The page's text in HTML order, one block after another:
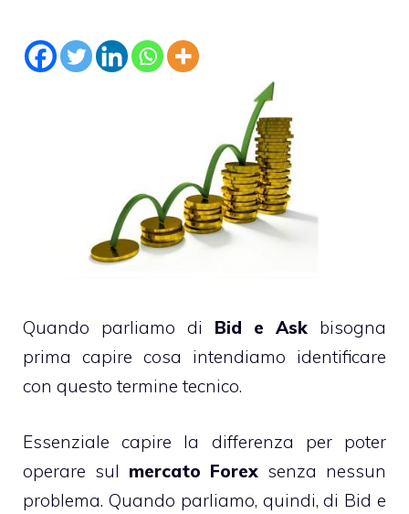
Quando parliamo di Bid e Ask bisogna
prima capire cosa intendiamo identificare
con questo termine tecnico.
Essenziale capire la differenza per poter
operare sul mercato Forex senza nessun
problema. Quando parliamo, quindi, di Bid e